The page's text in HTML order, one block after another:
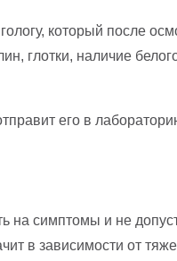
который после
глотки, наличие
его в
на симптомы и не
в зависимости от